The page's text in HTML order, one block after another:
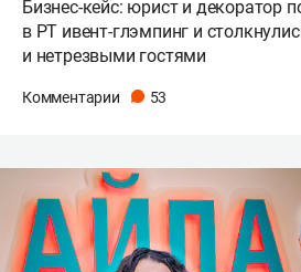
Бизнес-кейс: юрист и декоратор
в РТ ивент-глэмпинг и
и нетрезвыми гостями
Комментарии 53